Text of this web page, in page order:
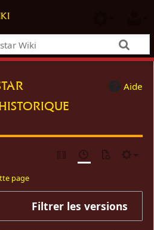
Aide
page
Filtrer les versions